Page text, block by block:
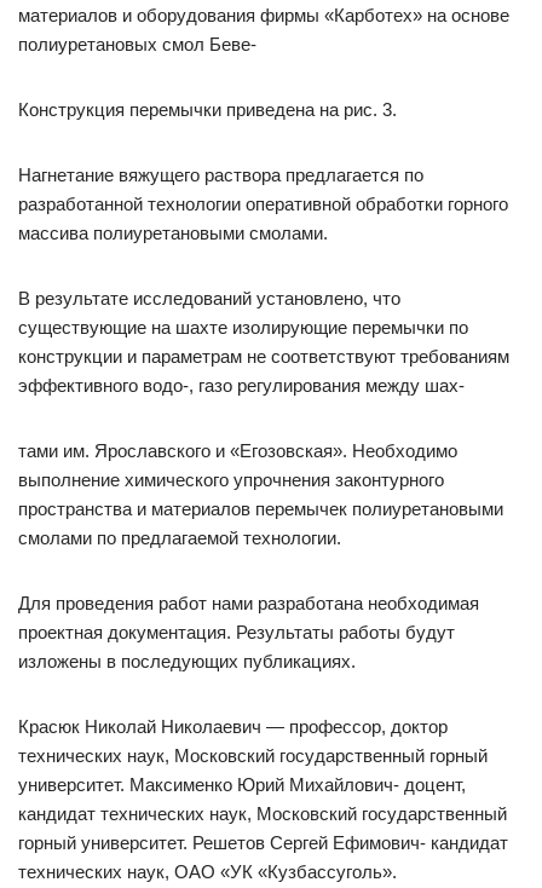
материалов и оборудования фирмы «Карботех» на основе
полиуретановых смол Беве-
Конструкция перемычки приведена на рис. 3.
Нагнетание вяжущего раствора предлагается по
разработанной технологии оперативной обработки горного
массива полиуретановыми смолами.
В результате исследований установлено, что
существующие на шахте изолирующие перемычки по
конструкции и параметрам не соответствуют требованиям
эффективного водо-, газо регулирования между шах-
тами им. Ярославского и «Егозовская». Необходимо
выполнение химического упрочнения законтурного
пространства и материалов перемычек полиуретановыми
смолами по предлагаемой технологии.
Для проведения работ нами разработана необходимая
проектная документация. Результаты работы будут
изложены в последующих публикациях.
Красюк Николай Николаевич — профессор, доктор
технических наук, Московский государственный горный
университет. Максименко Юрий Михайлович- доцент,
кандидат технических наук, Московский государственный
горный университет. Решетов Сергей Ефимович- кандидат
технических наук, ОАО «УК «Кузбассуголь».